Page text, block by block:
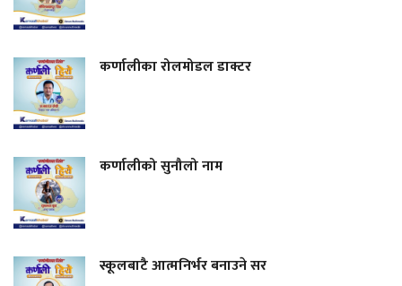
कर्णालीका रोलमोडल डाक्टर
कर्णालीको सुनौलो नाम
स्कूलबाटै आत्मनिर्भर बनाउने सर